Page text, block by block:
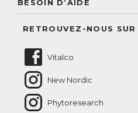
BESOIN D’AIDE
RETROUVEZ-NOUS
Vitalco
New Nordic
Phytoresearch